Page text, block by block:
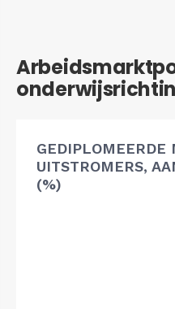
GEDIPLOMEERDE
UITSTROMERS,
(%)